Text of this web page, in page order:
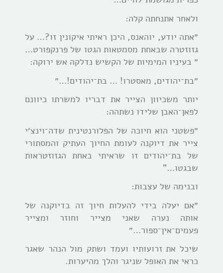
ולאחר אתנחתה קלה:
״אתה יודע, יוהאנס, היכן ראיתי איקונין זו?… על
גזוזטרה שבאחת מסמטאות הגטו של פרנקפורט…
״ בעיניו המימיות של הקשיש נדלקה אש ירוקה:
״בת־יהודים, מאסטרו! … בת־יהודים!…״
יותר משכיוון הצייר את דבריו למשרתו כיוונם
לפאן־האבן שלידו נשתהה:
״פשטני הוא חיוכה של הפלורנטינית שדה־וינצ׳י
צייר את דיוקנה לעומת החיוך העתיק והמסתורי
של בת־יהודים זו שראיתי באחת הגזוזטראות
שבגטו…”
ובנימה של עצבות:
״אם יעלה בידי להעלות חיוך זה בדיוקנה של
אותה נערה שאני מצייר וחוזר ומצייר
פעמים־אין־ספור…״
שיכל את זרועותיו ועמד ושתק מול הנהר שאגר
כראי את האופל שניגר והלך מהיערות.